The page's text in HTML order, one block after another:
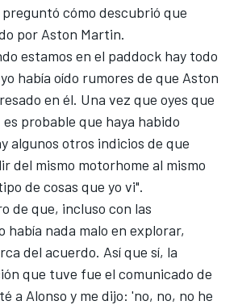
preguntó cómo descubrió que
por Aston Martin.
estamos en el paddock hay todo
había oído rumores de que Aston
en él. Una vez que oyes que
probable que haya habido
algunos otros indicios de que
del mismo motorhome al mismo
de cosas que yo vi".
de que, incluso con las
había nada malo en explorar,
del acuerdo. Así que sí, la
que tuve fue el comunicado de
a Alonso y me dijo: 'no, no, no he